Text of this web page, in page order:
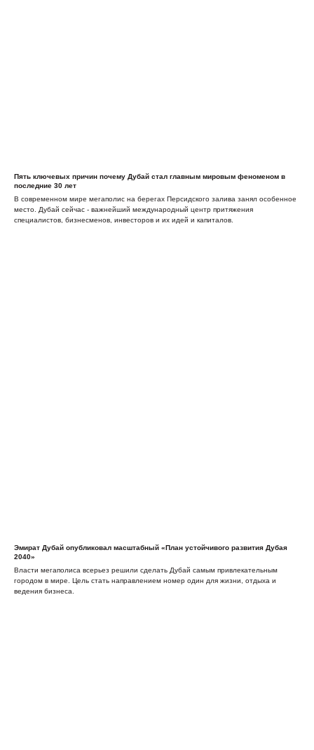
Пять ключевых причин почему Дубай стал главным мировым феноменом в
последние 30 лет
В современном мире мегаполис на берегах Персидского залива занял особенное
место. Дубай сейчас - важнейший международный центр притяжения
специалистов, бизнесменов, инвесторов и их идей и капиталов.
Эмират Дубай опубликовал масштабный «План устойчивого развития Дубая
2040»
Власти мегаполиса всерьез решили сделать Дубай самым привлекательным
городом в мире. Цель стать направлением номер один для жизни, отдыха и
ведения бизнеса.